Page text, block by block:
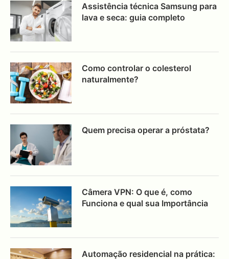
Assistência técnica Samsung para
lava e seca: guia completo
Como controlar o colesterol
naturalmente?
Quem precisa operar a próstata?
Câmera VPN: O que é, como
Funciona e qual sua Importância
Automação residencial na prática: